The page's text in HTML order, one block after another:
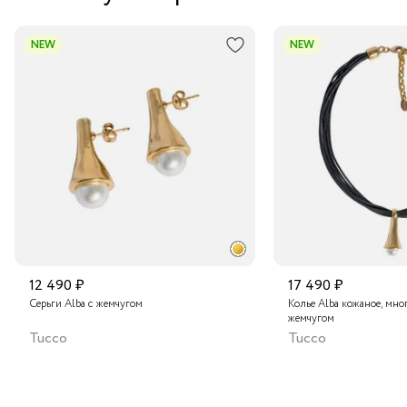
NEW
12 490 ₽
Серьги Alba с жемчугом
Tucco
NEW
17 490 ₽
Колье Alba кожаное,
жемчугом
Tucco